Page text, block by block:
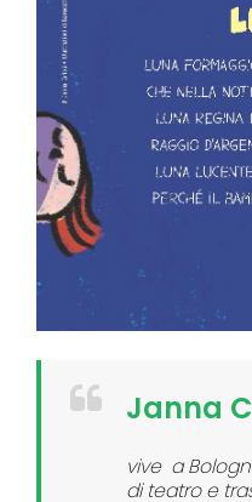
Janna
vive a
di teatro e